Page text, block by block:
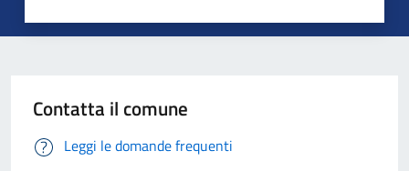
Contatta il comune
Leggi le domande frequenti